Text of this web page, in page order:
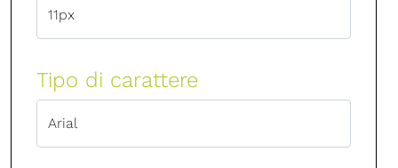
Tipo di carattere